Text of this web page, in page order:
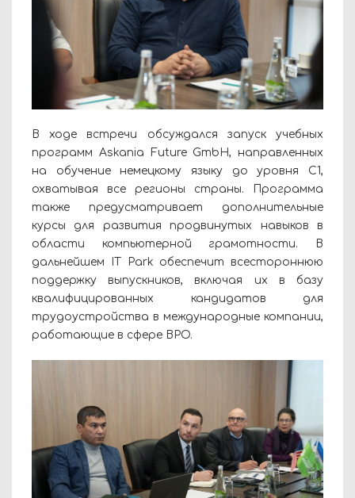
В ходе встречи обсуждался запуск учебных
программ Askania Future GmbH, направленных
на обучение немецкому языку до уровня C1,
охватывая все регионы страны. Программа
также предусматривает дополнительные
курсы для развития продвинутых навыков в
области компьютерной грамотности. В
дальнейшем IT Park обеспечит всестороннюю
поддержку выпускников, включая их в базу
квалифицированных кандидатов для
трудоустройства в международные компании,
работающие в сфере BPO.